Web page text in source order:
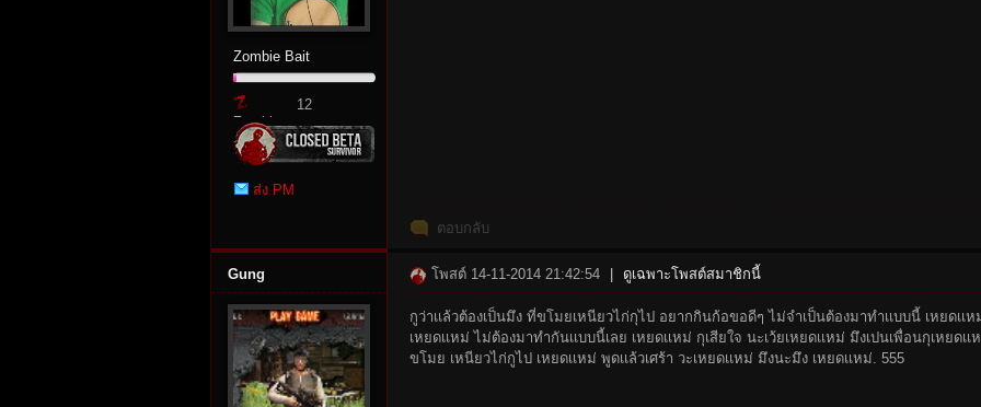
St
ori
Zombie Bait
Zombie
Point
12
ส่ง PM
ตอบกลับ
Gung โพสต์ 14-11-2014 21:42:54 ดูเฉพาะโพสต์สมาชิกนี้
กูว่าเเล้วต้องเป็นมึง ที่ขโมยเหนียวไก่กุไป อยากกินก้อขอดีๆ ไม่จำเป็นต้องมาทำเเบบนี้ เหยดเเห
เหยดเเหม่ ไม่ต้องมาทำกันเเบบนี้เลย เหยดเเหม่ กุเสียใจ นะเว้ยเหยดเเหม่ มึงเปนเพื่อนกุเหยด
ขโมย เหนียวไก่กูไป เหยดเเหม่ พูดเเล้วเศร้า วะเหยดเเหม่ มึงนะมึง เหยดเเหม่. 555